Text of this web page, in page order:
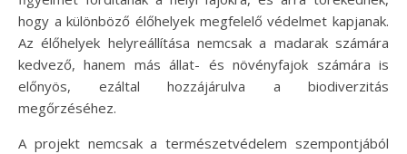
hogy a különböző élőhelyek megfelelő védelmet kapjanak.
Az élőhelyek helyreállítása nemcsak a madarak számára
kedvező, hanem más állat- és növényfajok számára is
előnyös, ezáltal hozzájárulva a biodiverzitás
megőrzéséhez.
A projekt nemcsak a természetvédelem szempontjából